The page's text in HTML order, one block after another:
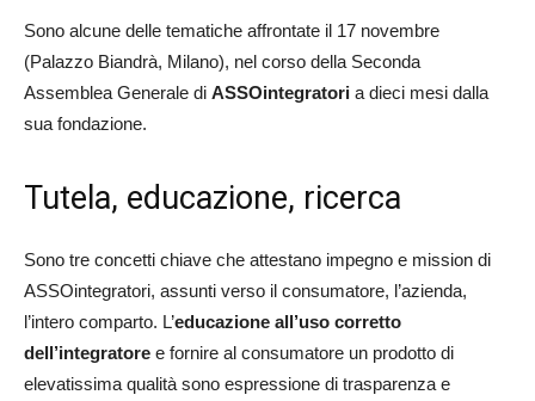
Sono alcune delle tematiche affrontate il 17 novembre
(Palazzo Biandrà, Milano), nel corso della Seconda
Assemblea Generale di ASSOintegratori a dieci mesi dalla
sua fondazione.
Tutela, educazione, ricerca
Sono tre concetti chiave che attestano impegno e mission di
ASSOintegratori, assunti verso il consumatore, l’azienda,
l’intero comparto. L’educazione all’uso corretto
dell’integratore e fornire al consumatore un prodotto di
elevatissima qualità sono espressione di trasparenza e